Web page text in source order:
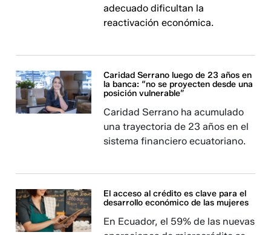
adecuado dificultan la
reactivación económica.
Caridad Serrano luego de 23 años en
la banca: “no se proyecten desde una
posición vulnerable”
Caridad Serrano ha acumulado
una trayectoria de 23 años en el
sistema financiero ecuatoriano.
El acceso al crédito es clave para el
desarrollo económico de las mujeres
En Ecuador, el 59% de las nuevas